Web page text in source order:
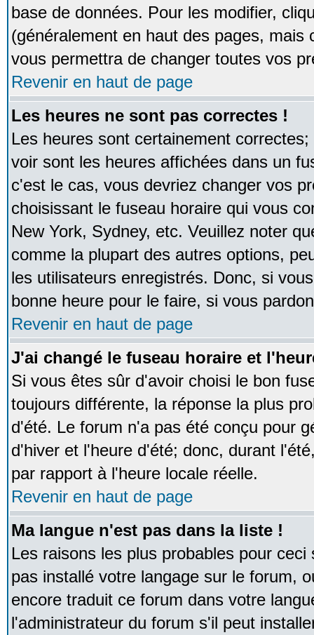
base de données. Pour les modifier,
(généralement en haut des pages,
vous permettra de changer toutes vos
Revenir en haut de page
Les heures ne sont pas correctes !
Les heures sont certainement
voir sont les heures affichées dans un
c'est le cas, vous devriez changer vos
choisissant le fuseau horaire qui vous
New York, Sydney, etc. Veuillez noter
comme la plupart des autres options,
les utilisateurs enregistrés. Donc, si
bonne heure pour le faire, si vous
Revenir en haut de page
J'ai changé le fuseau horaire et
Si vous êtes sûr d'avoir choisi le bon
toujours différente, la réponse la plus
d'été. Le forum n'a pas été conçu pour
d'hiver et l'heure d'été; donc, durant
par rapport à l'heure locale réelle.
Revenir en haut de page
Ma langue n'est pas dans la liste !
Les raisons les plus probables pour
pas installé votre langage sur le forum,
encore traduit ce forum dans votre
l'administrateur du forum s'il peut